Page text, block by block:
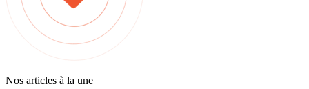
Nos articles à la une